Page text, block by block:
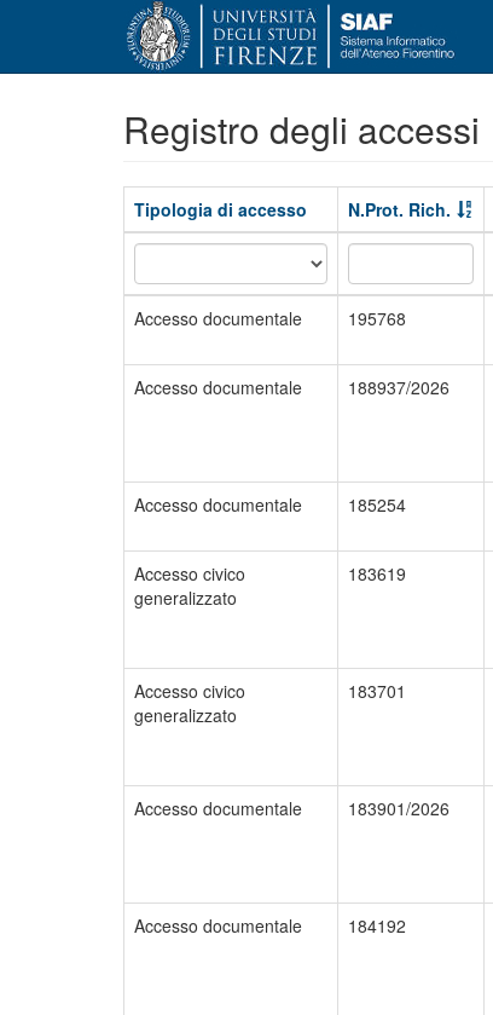
Registro degli accessi
Tipologia di accesso N.Prot. Rich.
Accesso documentale 195768
Accesso documentale 188937/2026
Accesso documentale 185254
Accesso civico
generalizzato
183619
Accesso civico
generalizzato
183701
Accesso documentale 183901/2026
Accesso documentale 184192